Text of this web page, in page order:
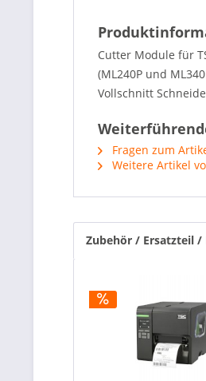
Cutter Module für
(ML240P und
Vollschnitt
Fragen zum
Weitere Artikel
Zubehör / Ersatzteil /